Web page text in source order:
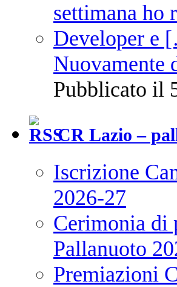
Nuovamente
Pubblicato il
CR Lazio –
Iscrizione
2026-27
Cerimonia di
Pallanuoto
Premiazioni